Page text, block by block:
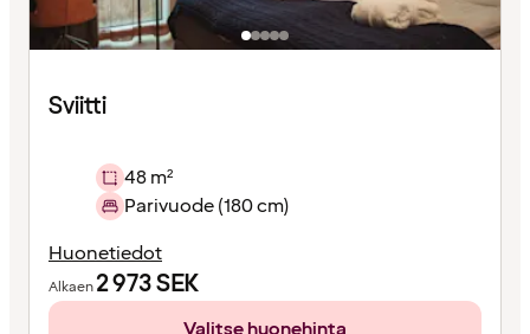
Sviitti
48 m²
Parivuode (180 cm)
Huonetiedot
Alkaen2 973SEK